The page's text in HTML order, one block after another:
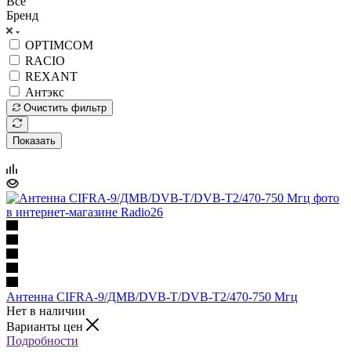
Бренд
OPTIMCOM
RACIO
REXANT
Антэкс
Очистить фильтр
Показать
Антенна CIFRA-9/ДМВ/DVB-T/DVB-T2/470-750 Мгц
Нет в наличии
Варианты цен
Подробности